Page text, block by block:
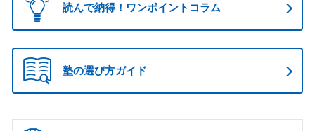
読んで納得！ワンポイントコラム
塾の選び方ガイド